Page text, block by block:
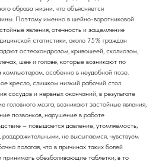
образа жизни, что объясняется
Поэтому именно в шейно-воротниковой
явления, отечность и защемление
статистики, около 75% граждан
остеохондрозом, кривошеей, сколиозом,
шее и голове, которые возникают по
компьютером, особенно в неудобной позе.
кресло, слишком низкий рабочий стол
сосудов и нервных окончаний, в результате
головного мозга, возникают застойные явления,
позвонков, нарушение в работе
– повышается давление, утомляемость,
не высыпаемся, чувствуем
полагая, что в причинах таких болей
обезболивающие таблетки, в то